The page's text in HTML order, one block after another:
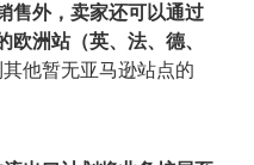
售外，卖家还可以通过
欧洲站（英、法、德、
他暂无亚马逊站点的